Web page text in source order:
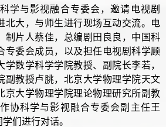
学与影视融合专委会，邀请电视剧
北大，与师生进行现场互动交流。电
制片人蔡佳，总编剧田良良，中国科
专委会成员，以及担任电视剧科学顾
学数学科学学院教授、副院长李若，
副教授卢朓，北京大学物理学院天文
京大学物理学院理论物理研究所副教
协科学与影视融合专委会副主任王
们进行对话。